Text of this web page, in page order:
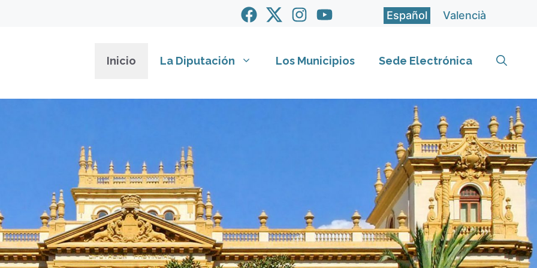
Español Valencià
Inicio La Diputación Los Municipios Sede Electrónica